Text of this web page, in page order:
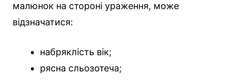
малюнок на стороні ураження, може
відзначатися:
набряклість вік;
рясна сльозотеча;